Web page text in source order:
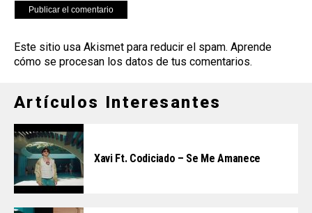
Este sitio usa Akismet para reducir el spam. Aprende
cómo se procesan los datos de tus comentarios.
Artículos Interesantes
Xavi Ft. Codiciado – Se Me Amanece